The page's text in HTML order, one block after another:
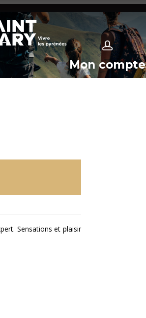
Mon compte
Sensations et plaisir